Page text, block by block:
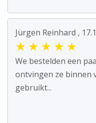
Jürgen Reinhard ,
★ ★ ★ ★ ★
We bestelden een
ontvingen ze binnen
gebruikt...